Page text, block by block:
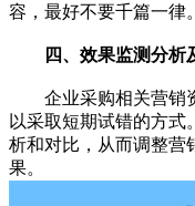
容，最好不要千篇一律。
四、效果监测分析
企业采购相关营销资
以采取短期试错的方式
析和对比，从而调整营
果。